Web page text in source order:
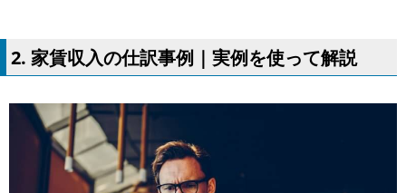
2. 家賃収入の仕訳事例｜実例を使って解説